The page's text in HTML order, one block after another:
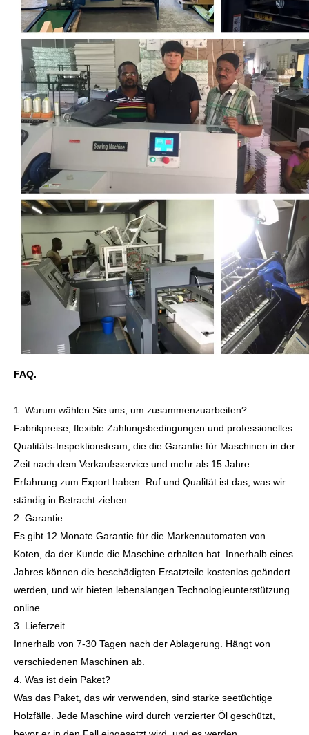
FAQ.
1. Warum wählen Sie uns, um zusammenzuarbeiten?
Fabrikpreise, flexible Zahlungsbedingungen und professionelles
Qualitäts-Inspektionsteam, die die Garantie für Maschinen in der
Zeit nach dem Verkaufsservice und mehr als 15 Jahre
Erfahrung zum Export haben. Ruf und Qualität ist das, was wir
ständig in Betracht ziehen.
2. Garantie.
Es gibt 12 Monate Garantie für die Markenautomaten von
Koten, da der Kunde die Maschine erhalten hat. Innerhalb eines
Jahres können die beschädigten Ersatzteile kostenlos geändert
werden, und wir bieten lebenslangen Technologieunterstützung
online.
3. Lieferzeit.
Innerhalb von 7-30 Tagen nach der Ablagerung. Hängt von
verschiedenen Maschinen ab.
4. Was ist dein Paket?
Was das Paket, das wir verwenden, sind starke seetüchtige
Holzfälle. Jede Maschine wird durch verzierter Öl geschützt,